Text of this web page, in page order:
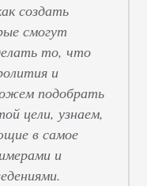
создать
смогут
то, что
и
подобрать
цели, узнаем,
в самое
и